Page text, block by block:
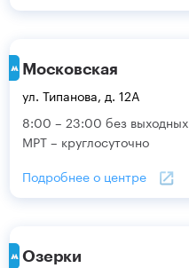
Московская
ул. Типанова, д. 12А
8:00 – 23:00 без выходных
МРТ – круглосуточно
Подробнее о центре
Озерки